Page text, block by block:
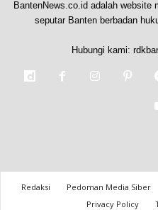
BantenNews.co.id adalah website
seputar Banten berbadan
Hubungi kami:
Redaksi Pedoman Media Siber
Privacy Policy